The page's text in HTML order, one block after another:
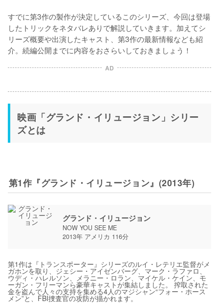
すでに第3作の製作が決定しているこのシリーズ、今回は登場
したトリックをネタバレありで解説していきます。加えてシ
リーズ概要や出演したキャスト、第3作の最新情報なども紹
介。続編公開までに内容をおさらいしておきましょう！
AD
映画「グランド・イリュージョン」シリー
ズとは
第1作『グランド・イリュージョン』(2013年)
グランド・イリュージョン
NOW YOU SEE ME
2013年 アメリカ 116分
第1作は『トランスポーター』シリーズのルイ・レテリエ監督がメ
ガホンを取り、ジェシー・アイゼンバーグ、マーク・ラファロ、
ウディ・ハレルソン、メラニー・ロラン、マイケル・ケイン、モ
ーガン・フリーマンら豪華キャストが集結しました。 搾取された
金を盗んで人々の支持を集める4人のマジシャン“フォー・ホース
メン”と、FBI捜査官の攻防が描かれます。